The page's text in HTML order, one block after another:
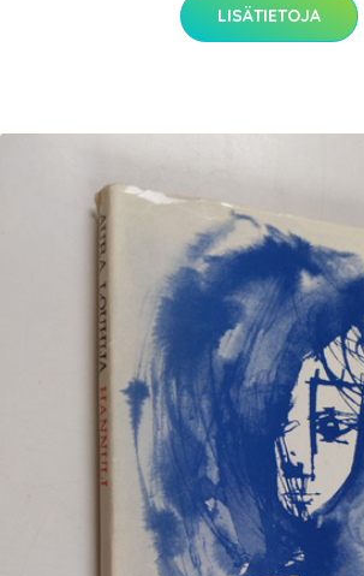
LISÄTIETOJA